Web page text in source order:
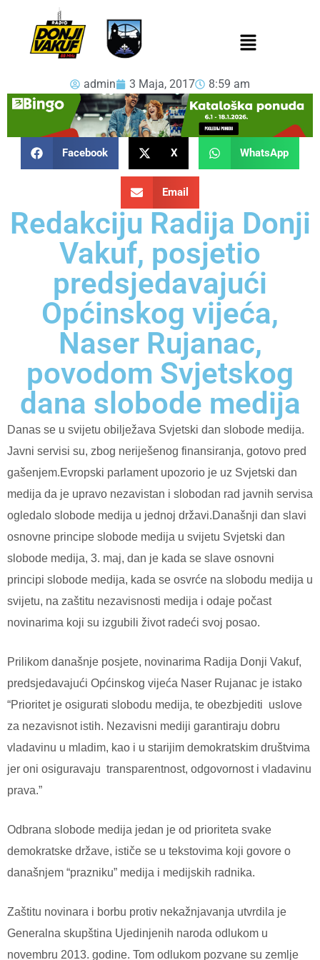
admin 3 Maja, 2017 8:59 am
Facebook X WhatsApp
Email
Redakciju Radija Donji
Vakuf, posjetio
predsjedavajući
Općinskog vijeća,
Naser Rujanac,
povodom Svjetskog
dana slobode medija
Danas se u svijetu obilježava Svjetski dan slobode medija.
Javni servisi su, zbog neriješenog finansiranja, gotovo pred
gašenjem.Evropski parlament upozorio je uz Svjetski dan
medija da je upravo nezavistan i slobodan rad javnih servisa
ogledalo slobode medija u jednoj državi.Današnji dan slavi
osnovne principe slobode medija u svijetu Svjetski dan
slobode medija, 3. maj, dan je kada se slave osnovni
principi slobode medija, kada se osvrće na slobodu medija u
svijetu, na zaštitu nezavisnosti medija i odaje počast
novinarima koji su izgubili život radeći svoj posao.
Prilikom današnje posjete, novinarima Radija Donji Vakuf,
predsjedavajući Općinskog vijeća Naser Rujanac je istako
“Prioritet je osigurati slobodu medija, te obezbjediti uslove
za nezavisnot istih. Nezavisni mediji garantiraju dobru
vladavinu u mladim, kao i u starijim demokratskim društvima
jer oni osiguravaju transparentnost, odgovornost i vladavinu
prava.”
Odbrana slobode medija jedan je od prioriteta svake
demokratske države, ističe se u tekstovima koji govore o
današnjem “prazniku” medija i medijskih radnika.
Zaštitu novinara i borbu protiv nekažnjavanja utvrdila je
Generalna skupština Ujedinjenih naroda odlukom u
novembru 2013. godine. Tom odlukom pozvane su zemlje